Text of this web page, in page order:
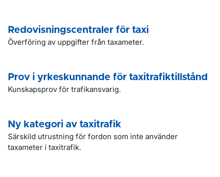
Redovisningscentraler för taxi
Överföring av uppgifter från taxameter.
Prov i yrkeskunnande för taxitrafiktillstånd
Kunskapsprov för trafikansvarig.
Ny kategori av taxitrafik
Särskild utrustning för fordon som inte använder
taxameter i taxitrafik.